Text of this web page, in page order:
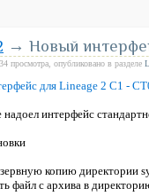
→ Новый
просмотра, опубликовано в разделе
интерфейс
копию директории
файл с архива в